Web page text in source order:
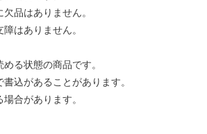
品はありません。
はありません。
る状態の商品です。
があることがあります。
合があります。